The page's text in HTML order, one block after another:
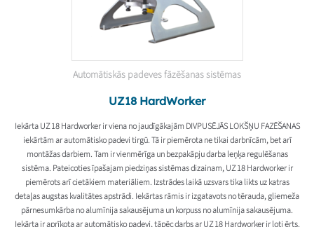
Automātiskās padeves fāzēšanas sistēmas
UZ18 HardWorker
Iekārta UZ 18 Hardworker ir viena no jaudīgākajām DIVPUSĒJĀS LOKŠŅU FAZĒŠANAS
iekārtām ar automātisko padevi tirgū. Tā ir piemērota ne tikai darbnīcām, bet arī
montāžas darbiem. Tam ir vienmērīga un bezpakāpju darba leņķa regulēšanas
sistēma. Pateicoties īpašajam piedziņas sistēmas dizainam, UZ 18 Hardworker ir
piemērots arī cietākiem materiāliem. Izstrādes laikā uzsvars tika likts uz katras
detaļas augstas kvalitātes apstrādi. Iekārtas rāmis ir izgatavots no tērauda, gliemeža
pārnesumkārba no alumīnija sakausējuma un korpuss no alumīnija sakausējuma.
Iekārta ir aprīkota ar automātisko padevi, tāpēc darbs ar UZ 18 Hardworker ir ļoti ērts.